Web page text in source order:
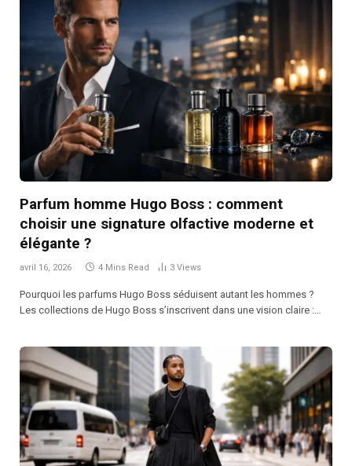
Parfum homme Hugo Boss : comment
choisir une signature olfactive moderne et
élégante ?
avril 16, 2026 4 Mins Read 3 Views
Pourquoi les parfums Hugo Boss séduisent autant les hommes ?
Les collections de Hugo Boss s’inscrivent dans une vision claire :…